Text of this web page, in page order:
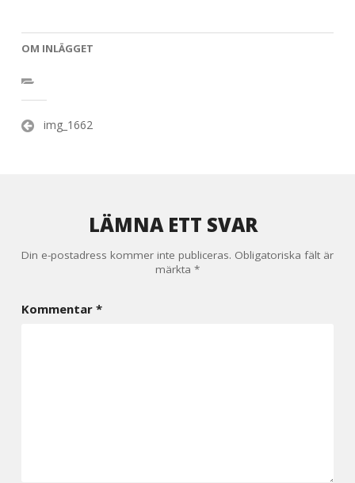
OM INLÄGGET
Inläggsnavigering
img_1662
LÄMNA ETT SVAR
Din e-postadress kommer inte publiceras. Obligatoriska fält är
märkta *
Kommentar *